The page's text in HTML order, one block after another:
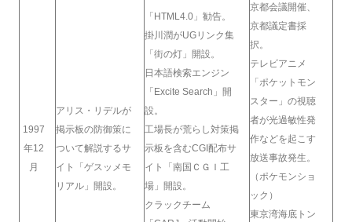
1997
年12
月
アリス・リデルが
掲示板の防御策に
ついて解説するサ
イト「ゲスッメモ
リアル」開設。
「HTML4.0」勧告。
掛川潤がUGリンク集
「街の灯」開設。
日本語検索エンジン
「Excite Search」開
設。
工場長が荒らし対策掲
示板を含むCGI配布サ
イト「南国ＣＧＩ工
場」開設。
クラックチーム
京都会議開催、
京都議定書採
択。
テレビアニメ
「ポケットモン
スター」の視聴
者が光過敏性発
作などを起こす
放送事故発生。
（ポケモンショ
ック）
東京湾海底トン